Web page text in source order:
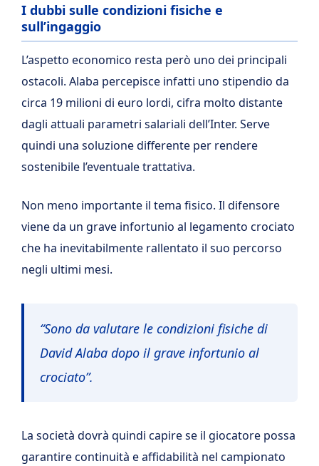
I dubbi sulle condizioni fisiche e
sull’ingaggio
L’aspetto economico resta però uno dei principali
ostacoli. Alaba percepisce infatti uno stipendio da
circa 19 milioni di euro lordi, cifra molto distante
dagli attuali parametri salariali dell’Inter. Serve
quindi una soluzione differente per rendere
sostenibile l’eventuale trattativa.
Non meno importante il tema fisico. Il difensore
viene da un grave infortunio al legamento crociato
che ha inevitabilmente rallentato il suo percorso
negli ultimi mesi.
“Sono da valutare le condizioni fisiche di
David Alaba dopo il grave infortunio al
crociato”.
La società dovrà quindi capire se il giocatore possa
garantire continuità e affidabilità nel campionato